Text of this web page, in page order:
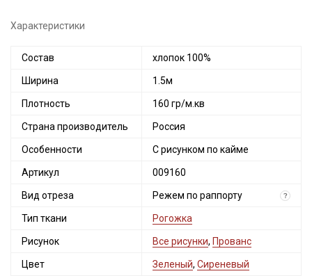
Характеристики
Состав хлопок 100%
Ширина 1.5м
Плотность 160 гр/м.кв
Страна производитель Россия
Особенности С рисунком по кайме
Артикул 009160
Вид отреза Режем по раппорту ?
Тип ткани Рогожка
Рисунок Все рисунки, Прованс
Цвет Зеленый, Сиреневый